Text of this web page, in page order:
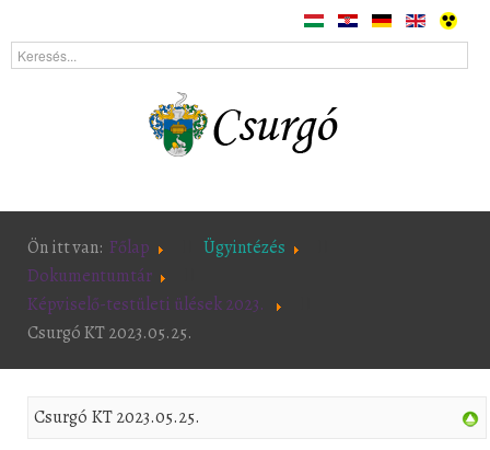
Ön itt van: Főlap
Ügyintézés
Dokumentumtár
Képviselő-testületi ülések 2023.
Csurgó KT 2023.05.25.
Csurgó KT 2023.05.25.